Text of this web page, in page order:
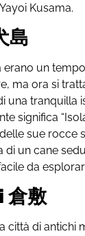
Kusama.
島
erano un
ma ora si
una tranquilla
significa
sue rocce
di un cane
da
倉敷
città di antichi